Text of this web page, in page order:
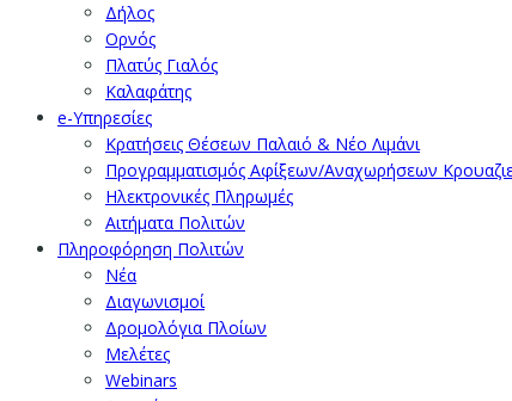
Δήλος
Ορνός
Πλατύς Γιαλός
Καλαφάτης
e-Υπηρεσίες
Κρατήσεις Θέσεων Παλαιό & Νέο Λιμάνι
Προγραμματισμός Αφίξεων/Αναχωρήσεων
Ηλεκτρονικές Πληρωμές
Αιτήματα Πολιτών
Πληροφόρηση Πολιτών
Νέα
Διαγωνισμοί
Δρομολόγια Πλοίων
Μελέτες
Webinars